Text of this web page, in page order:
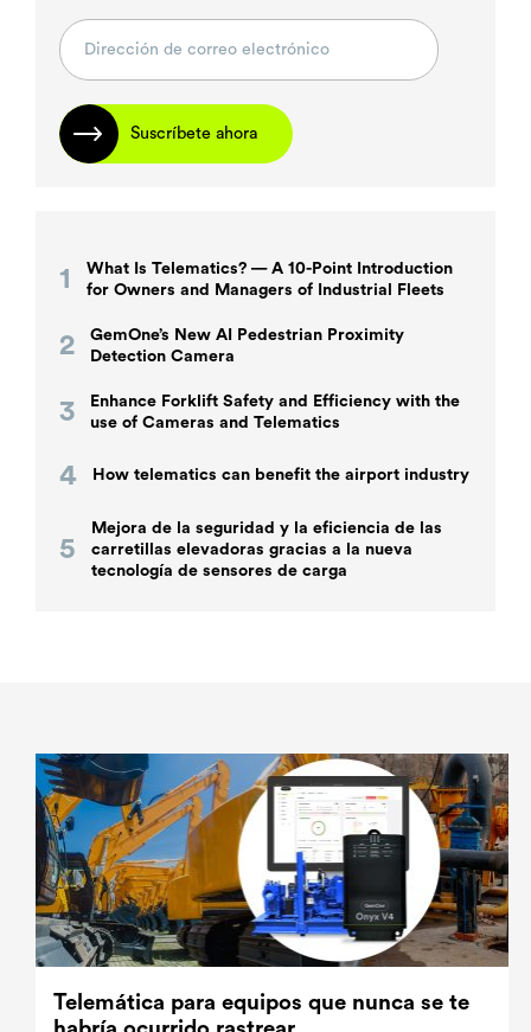
Suscríbete ahora
What Is Telematics? — A 10-Point Introduction
for Owners and Managers of Industrial Fleets
GemOne’s New AI Pedestrian Proximity
Detection Camera
Enhance Forklift Safety and Efficiency with the
use of Cameras and Telematics
How telematics can benefit the airport industry
Mejora de la seguridad y la eficiencia de las
carretillas elevadoras gracias a la nueva
tecnología de sensores de carga
Telemática para equipos que nunca se te